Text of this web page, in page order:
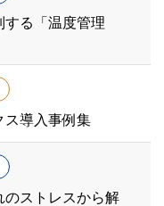
する「温度管理
ス導入事例集
のストレスから解